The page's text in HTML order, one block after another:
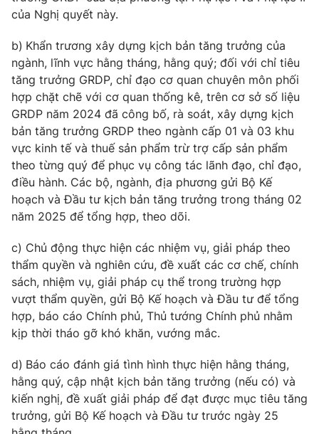
THỜI BÁO VTV
Theo dõi báo trên
Cơ quan chủ quản: Đài Truyền hình Việt Nam
Cơ quan báo chí:Thời báo VTV
Giấy phép hoạt động báo in và báo điện tử số 483/GP-BTTTT
cấp ngày 29/12/2023
Tổng Biên tập:Vũ Thanh Thủy
Phó Tổng Biên tập: Nguyễn Thị Mỹ Hạnh, Phạm Quốc Thắng,
Nguyễn Trọng Ninh
Tổng đài VTV:
024.38 355 931 - 024.38 355 932
Ðiện thoại Thời báo VTV:024.66 897 897
Email: toasoan@vtv.vn
Liên hệ quảng cáo:024-7300.7108
của Nghị quyết này.
b) Khẩn trương xây dựng kịch bản tăng trưởng của
ngành, lĩnh vực hằng tháng, hằng quý; đối với chỉ tiêu
tăng trưởng GRDP, chỉ đạo cơ quan chuyên môn phối
hợp chặt chẽ với cơ quan thống kê, trên cơ sở số liệu
GRDP năm 2024 đã công bố, rà soát, xây dựng kịch
bản tăng trưởng GRDP theo ngành cấp 01 và 03 khu
vực kinh tế và thuế sản phẩm trừ trợ cấp sản phẩm
theo từng quý để phục vụ công tác lãnh đạo, chỉ đạo,
điều hành. Các bộ, ngành, địa phương gửi Bộ Kế
hoạch và Đầu tư kịch bản tăng trưởng trong tháng 02
năm 2025 để tổng hợp, theo dõi.
c) Chủ động thực hiện các nhiệm vụ, giải pháp theo
thẩm quyền và nghiên cứu, đề xuất các cơ chế, chính
sách, nhiệm vụ, giải pháp cụ thể trong trường hợp
vượt thẩm quyền, gửi Bộ Kế hoạch và Đầu tư để tổng
hợp, báo cáo Chính phủ, Thủ tướng Chính phủ nhằm
kịp thời tháo gỡ khó khăn, vướng mắc.
d) Báo cáo đánh giá tình hình thực hiện hằng tháng,
hằng quý, cập nhật kịch bản tăng trưởng (nếu có) và
kiến nghị, đề xuất giải pháp để đạt được mục tiêu tăng
trưởng, gửi Bộ Kế hoạch và Đầu tư trước ngày 25